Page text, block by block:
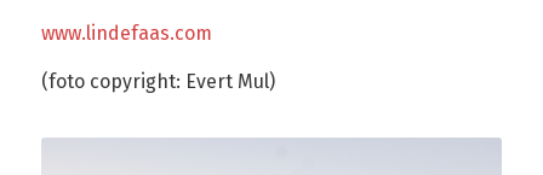
www.lindefaas.com
(foto copyright: Evert Mul)